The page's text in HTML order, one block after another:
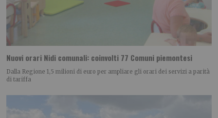
Nuovi orari Nidi comunali: coinvolti 77 Comuni piemontesi
Dalla Regione 1,5 milioni di euro per ampliare gli orari dei servizi a parità
di tariffa